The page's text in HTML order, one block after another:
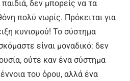
δεν μπορείς να τα
πολύ νωρίς. Πρόκειται για
κυνισμού! Το σύστημα
είναι μοναδικό: δεν
ούτε καν ένα σύστημα
του όρου, αλλά ένα